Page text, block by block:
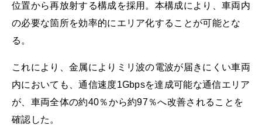
位置から再放射する構成を採用。本構成により、車両内
の必要な箇所を効率的にエリア化することが可能とな
る。
これにより、金属によりミリ波の電波が届きにくい車両
内においても、通信速度1Gbpsを達成可能な通信エリア
が、車両全体の約40％から約97％へ改善されることを
確認した。